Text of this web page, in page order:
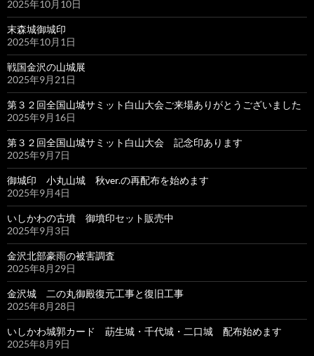
2025年10月10日
末森城御城印
2025年10月1日
戦国金沢の山城展
2025年9月21日
第３２回全国山城サミット白山大会ご来場ありがとうございました
2025年9月16日
第３２回全国山城サミット白山大会 記念印あります
2025年9月7日
御城印 小丸山城 秋ver.の再配布を始めます
2025年9月4日
いしかわの古墳 御墳印セット販売中
2025年9月3日
金沢北部豪雨の被害調査
2025年8月29日
金沢城 二の丸御殿復元工事と復旧工事
2025年8月28日
いしかわ城郭カード 莇生城・千代城・二口城 配布始めます
2025年8月9日